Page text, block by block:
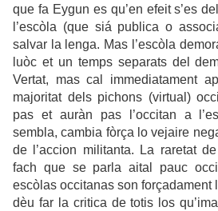
que fa Eygun es qu’en efeit s’es
l’escòla (que siá publica o
salvar la lenga. Mas l’escòla
luòc et un temps separats del
Vertat, mas cal immediatament
majoritat dels pichons (virtual)
pas et auràn pas l’occitan a
sembla, cambia fòrça lo vejaire
de l’accion militanta. La raretat
fach que se parla aital pauc
escòlas occitanas son forçadament
dèu far la critica de totis los